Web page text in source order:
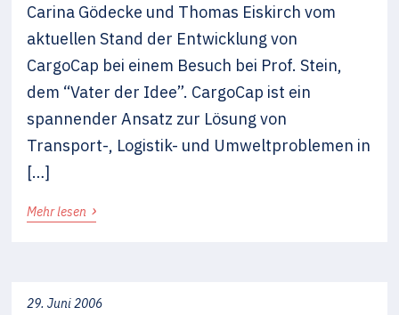
Carina Gödecke und Thomas Eiskirch vom
aktuellen Stand der Entwicklung von
CargoCap bei einem Besuch bei Prof. Stein,
dem “Vater der Idee”. CargoCap ist ein
spannender Ansatz zur Lösung von
Transport-, Logistik- und Umweltproblemen in
[…]
Mehr lesen ›
29. Juni 2006